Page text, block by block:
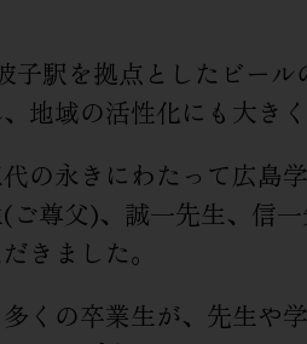
子駅を拠点としたビー
地域の活性化にも大き
の永きにわたって広島
ご尊父)、誠一先生、信
きました。
くの卒業生が、先生や